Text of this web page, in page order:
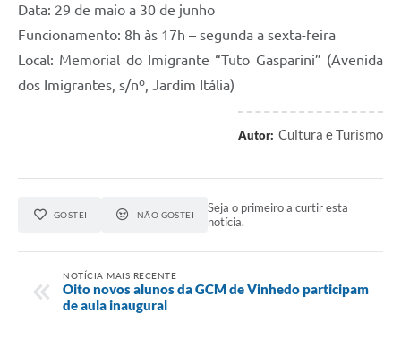
Data: 29 de maio a 30 de junho
Funcionamento: 8h às 17h – segunda a sexta-feira
Local: Memorial do Imigrante “Tuto Gasparini” (Avenida
dos Imigrantes, s/nº, Jardim Itália)
Autor: Cultura e Turismo
GOSTEI NÃO GOSTEI
Seja o primeiro a curtir esta
notícia.
NOTÍCIA MAIS RECENTE
Oito novos alunos da GCM de Vinhedo participam
de aula inaugural